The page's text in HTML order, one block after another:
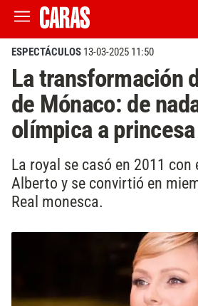
ESPECTÁCULOS 13-03-2025 11:50
La transformación
de Mónaco: de
olímpica a princesa
La royal se casó en 2011 con
Alberto y se convirtió en
Real monesca.